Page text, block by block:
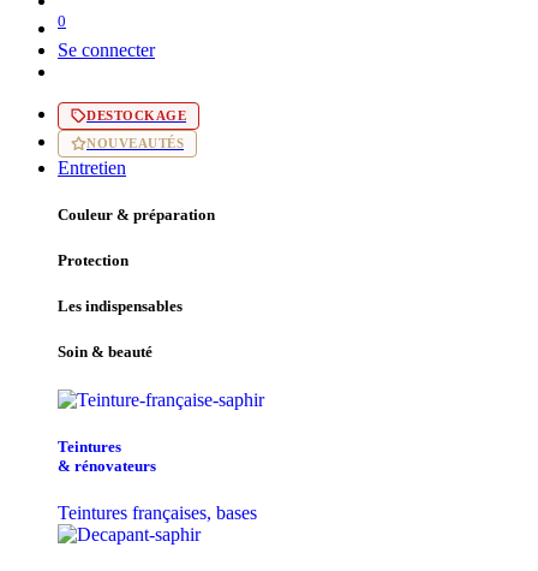
0
Se connecter
DESTOCKAGE
NOUVEAUTÉS
Entretien
Couleur & préparation
Protection
Les indispensables
Soin & beauté
Teintu​res
& r​é​novateurs
Teintures françaises, bases